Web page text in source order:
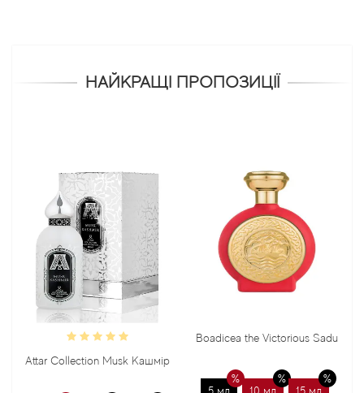
НАЙКРАЩІ ПРОПОЗИЦІЇ
Collection Musk Кашмір
Boadicea the Victorious Sadu Bond